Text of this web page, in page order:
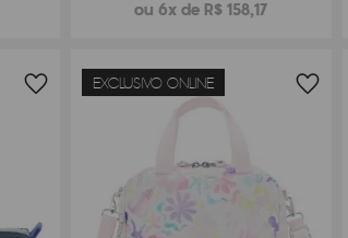
ou 6x de R$ 158,17
EXCLUSIVO ONLINE